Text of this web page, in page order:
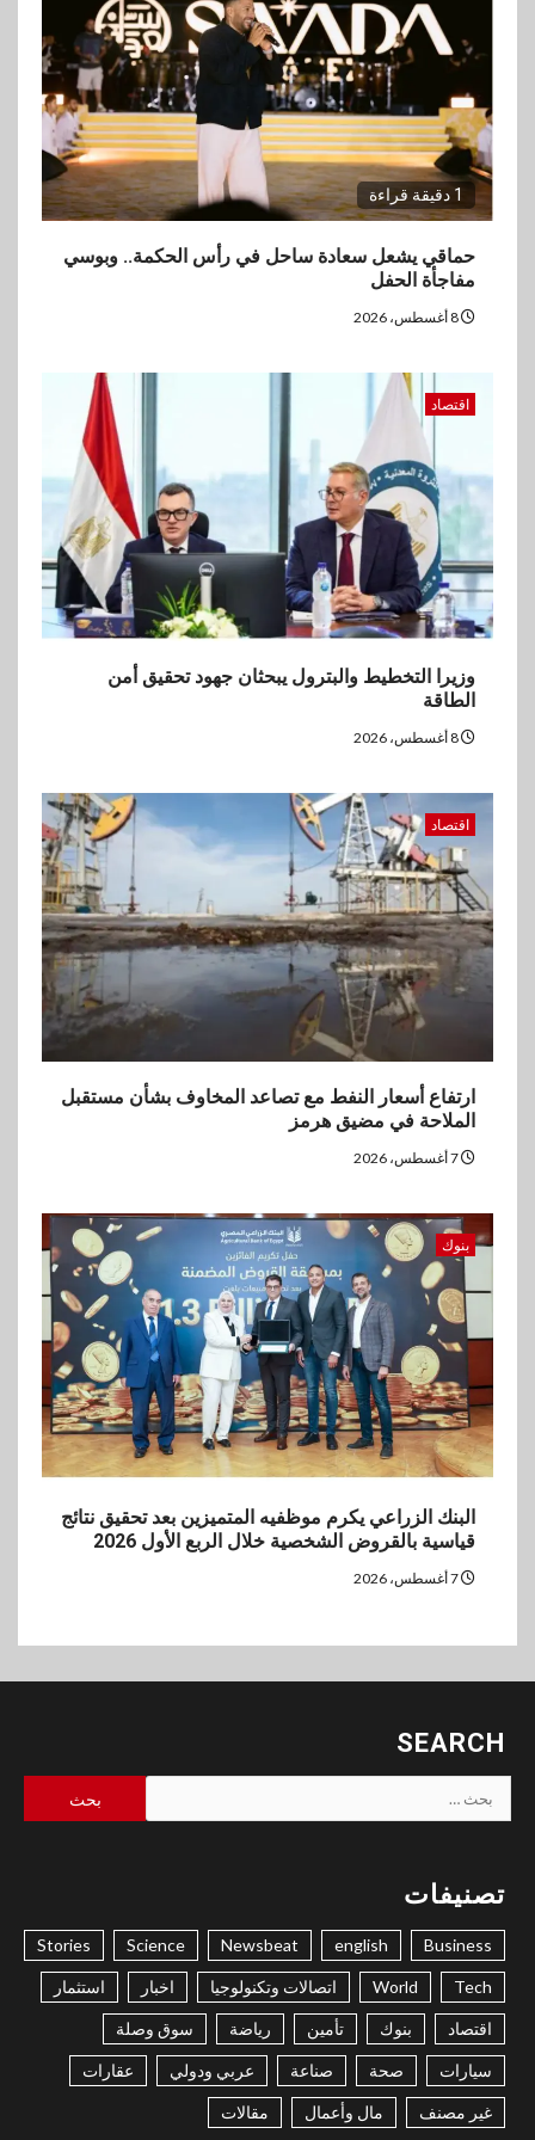
3
اقتصاد
ارتفاع أسعار النفط مع تصاعد
المخاوف بشأن مستقبل الملاحة
في مضيق هرمز
4 بنوك
البنك الزراعي يكرم موظفيه
المتميزين بعد تحقيق نتائج قياسية
إنتيسا سان باولو تحقق 5.6 مليار
يورو صافي ربح في النصف الأول
2026
1 دقيقة قراءة
حماقي يشعل سعادة ساحل في رأس الحكمة.. وبوسي
مفاجأة الحفل
اقتصاد
وزيرا التخطيط والبترول يبحثان جهود تحقيق أمن
الطاقة
اقتصاد
ارتفاع أسعار النفط مع تصاعد المخاوف بشأن مستقبل
الملاحة في مضيق هرمز
بنوك
البنك الزراعي يكرم موظفيه المتميزين بعد تحقيق نتائج
قياسية بالقروض الشخصية خلال الربع الأول 2026
SEARCH
البحث
عن:
تصنيفات
Business
english
Newsbeat
Science
Stories
Tech
World اتصالات وتكنولوجيا اخبار استثمار
اقتصاد بنوك تأمين رياضة سوق وصلة
سيارات صحة صناعة عربي ودولي عقارات
غير مصنف مال وأعمال مقالات